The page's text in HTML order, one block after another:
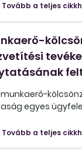
Tovább a teljes
munkaerő-
egyes
Tovább a teljes